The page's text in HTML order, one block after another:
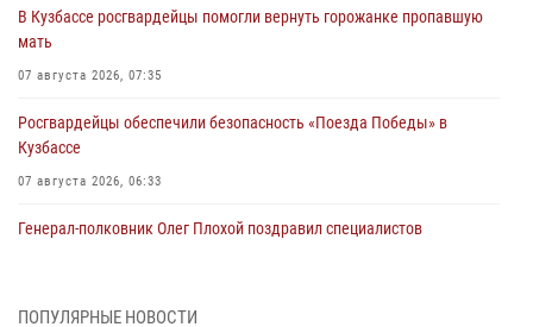
В Кузбассе росгвардейцы помогли вернуть горожанке пропавшую
мать
07 августа 2026, 07:35
Росгвардейцы обеспечили безопасность «Поезда Победы» в
Кузбассе
07 августа 2026, 06:33
Генерал-полковник Олег Плохой поздравил специалистов
07 августа 2026, 05:32
ПОПУЛЯРНЫЕ НОВОСТИ